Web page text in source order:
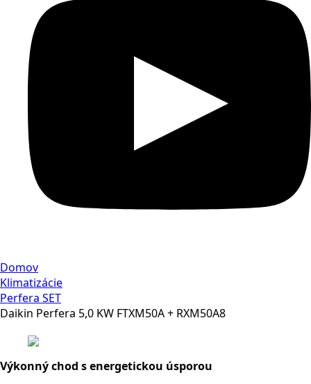
Domov
Klimatizácie
Perfera SET
Daikin Perfera 5,0 KW FTXM50A + RXM50A8
Výkonný chod s energetickou úsporou